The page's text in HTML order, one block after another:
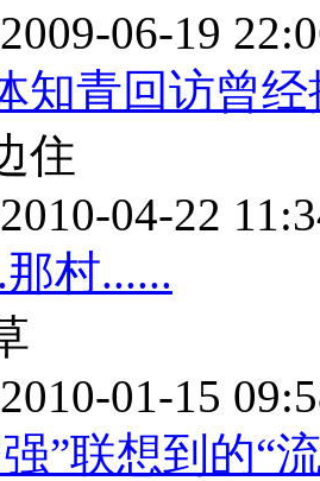
2009-06-19
知青回访曾
住
2010-04-22
村......
2010-01-15
”联想到的“